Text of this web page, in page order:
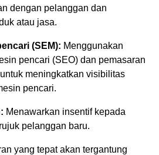
dengan pelanggan dan
atau jasa.
(SEM): Menggunakan
pencari (SEO) dan pemasaran
meningkatkan visibilitas
pencari.
Menawarkan insentif kepada
pelanggan baru.
yang tepat akan tergantung